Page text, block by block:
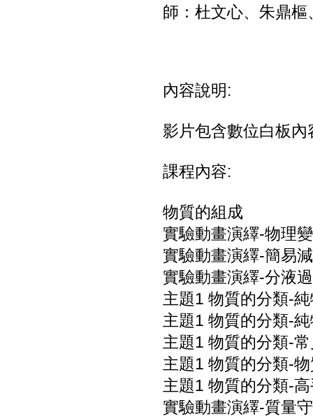
師：杜文心、朱鼎
內容說明:
影片包含數位白板
課程內容:
物質的組成
實驗動畫演繹-物理
實驗動畫演繹-簡易
實驗動畫演繹-分液
主題1 物質的分類-
主題1 物質的分類-
主題1 物質的分類-
主題1 物質的分類-
主題1 物質的分類-
實驗動畫演繹-質量